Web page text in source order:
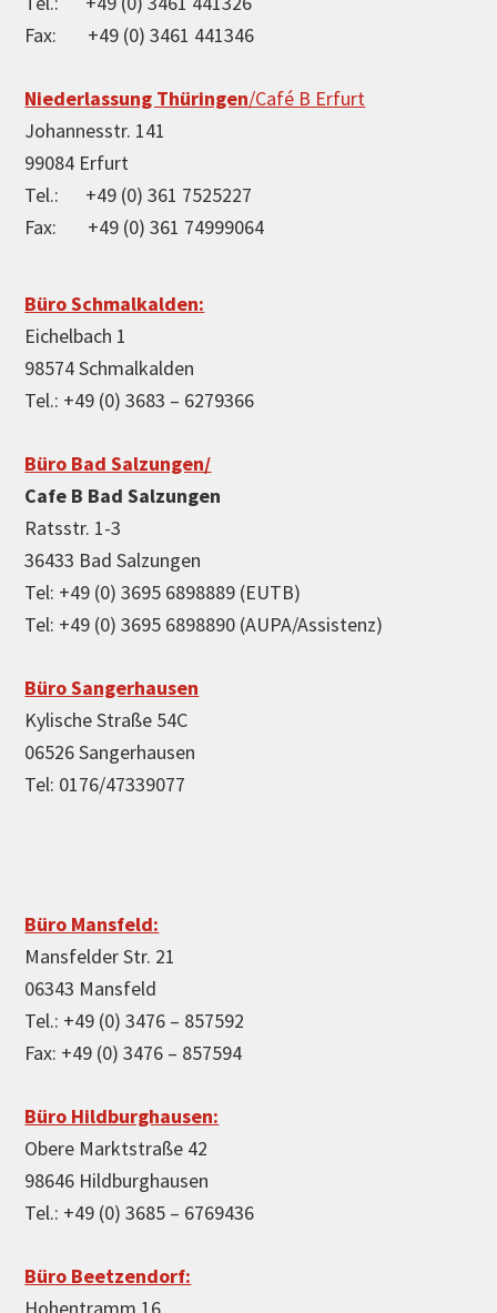
Fax: +49 (0) 3461 441346
Niederlassung Thüringen/Café B Erfurt
Johannesstr. 141
99084 Erfurt
Tel.: +49 (0) 361 7525227
Fax: +49 (0) 361 74999064
Büro Schmalkalden:
Eichelbach 1
98574 Schmalkalden
Tel.: +49 (0) 3683 – 6279366
Büro Bad Salzungen/
Cafe B Bad Salzungen
Ratsstr. 1-3
36433 Bad Salzungen
Tel: +49 (0) 3695 6898889 (EUTB)
Tel: +49 (0) 3695 6898890 (AUPA/Assistenz)
Büro Sangerhausen
Kylische Straße 54C
06526 Sangerhausen
Tel: 0176/47339077
Büro Mansfeld:
Mansfelder Str. 21
06343 Mansfeld
Tel.: +49 (0) 3476 – 857592
Fax: +49 (0) 3476 – 857594
Büro Hildburghausen:
Obere Marktstraße 42
98646 Hildburghausen
Tel.: +49 (0) 3685 – 6769436
Büro Beetzendorf: